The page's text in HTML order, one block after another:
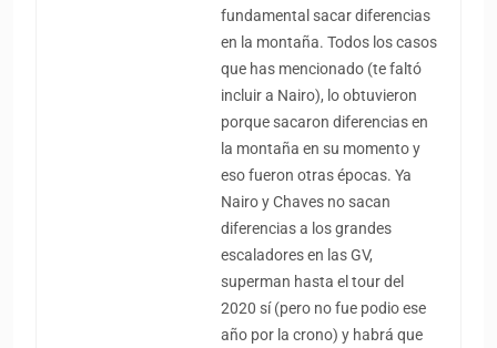
fundamental sacar diferencias
en la montaña. Todos los casos
que has mencionado (te faltó
incluir a Nairo), lo obtuvieron
porque sacaron diferencias en
la montaña en su momento y
eso fueron otras épocas. Ya
Nairo y Chaves no sacan
diferencias a los grandes
escaladores en las GV,
superman hasta el tour del
2020 sí (pero no fue podio ese
año por la crono) y habrá que